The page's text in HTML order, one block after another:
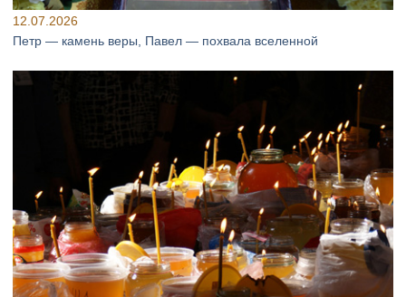
12.07.2026
Петр — камень веры, Павел — похвала вселенной